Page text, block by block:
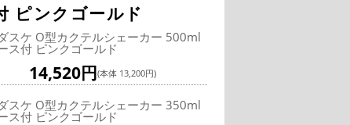
ピンクゴールド
スケ O型カクテルシェーカー 500ml
ス付 ピンクゴールド
14,520円(本体 13,200円)
スケ O型カクテルシェーカー 350ml
ス付 ピンクゴールド